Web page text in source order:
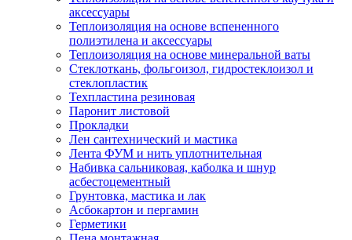
аксессуары
Теплоизоляция на основе вспененного
полиэтилена и аксессуары
Теплоизоляция на основе минеральной ваты
Стеклоткань, фольгоизол, гидростеклоизол и
стеклопластик
Техпластина резиновая
Паронит листовой
Прокладки
Лен сантехнический и мастика
Лента ФУМ и нить уплотнительная
Набивка сальниковая, каболка и шнур
асбестоцементный
Грунтовка, мастика и лак
Асбокартон и пергамин
Герметики